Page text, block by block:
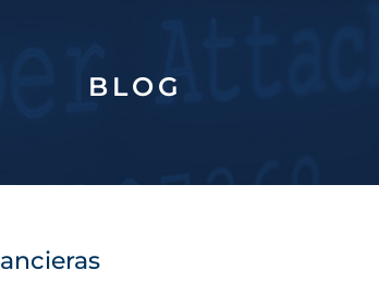
BLOG